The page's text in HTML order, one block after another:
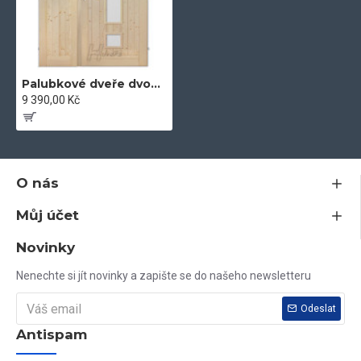
Palubkové dveře dvoukřídlé trio mix 145 cm
9 390,00 Kč
O nás
Můj účet
Novinky
Nenechte si jít novinky a zapište se do našeho newsletteru
Odeslat
Antispam